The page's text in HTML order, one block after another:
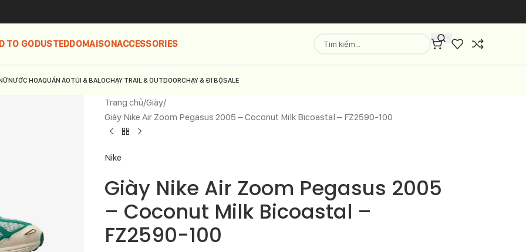
TO GODUSTEDDOMAISONACCESSORIES
NƯỚC HOAQUẦN ÁOTÚI & BALOCHẠY TRAIL & OUTDOORCHẠY & ĐI BỘSALE
Trang chủ Giày
Giày Nike Air Zoom Pegasus 2005 – Coconut Milk Bicoastal – FZ2590-100
Nike
Giày Nike Air Zoom Pegasus 2005
– Coconut Milk Bicoastal –
FZ2590-100